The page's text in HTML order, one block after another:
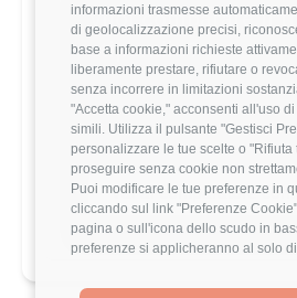
informazioni trasmesse
di geolocalizzazione precisi,
base a informazioni richieste
liberamente prestare, rifiutare o
senza incorrere in limitazioni
"Accetta cookie," acconsenti all'uso
simili. Utilizza il pulsante "Gestisci
personalizzare le tue scelte o "Rifiuta
proseguire senza cookie non
Puoi modificare le tue preferenze in
cliccando sul link "Preferenze
pagina o sull'icona dello scudo in
preferenze si applicheranno al solo
Vuoi comparare il
stipendio?
Scopri come il tuo
rispetto al mercato con
dettagliate per ruolo,
località.
Vai al comparatore